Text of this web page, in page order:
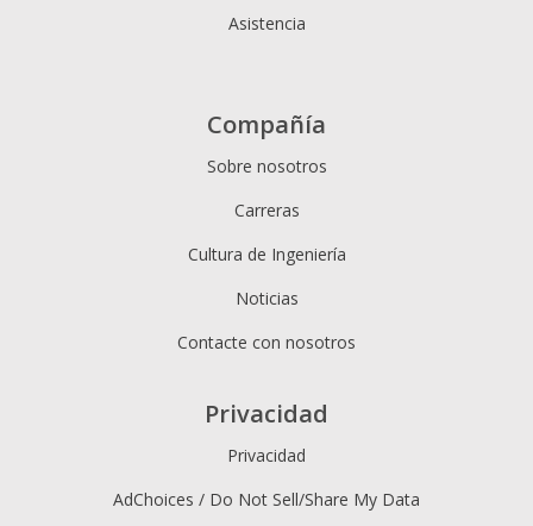
Asistencia
Compañía
Sobre nosotros
Carreras
Cultura de Ingeniería
Noticias
Contacte con nosotros
Privacidad
Privacidad
AdChoices / Do Not Sell/Share My Data